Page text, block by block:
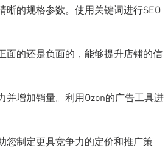
的规格参数。使用关键词进行SEO
面的还是负面的，能够提升店铺的信
增加销量。利用Ozon的广告工具进
您制定更具竞争力的定价和推广策